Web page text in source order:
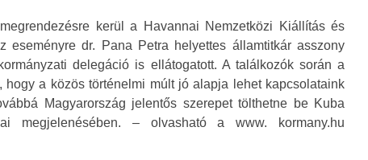
kerül a Havannai Nemzetközi Kiállítás és
eseményre dr. Pana Petra helyettes államtitkár asszony
delegáció is ellátogatott. A találkozók során a
hogy a közös történelmi múlt jó alapja lehet kapcsolataink
Magyarország jelentős szerepet tölthetne be Kuba
megjelenésében. – olvasható a www. kormany.hu